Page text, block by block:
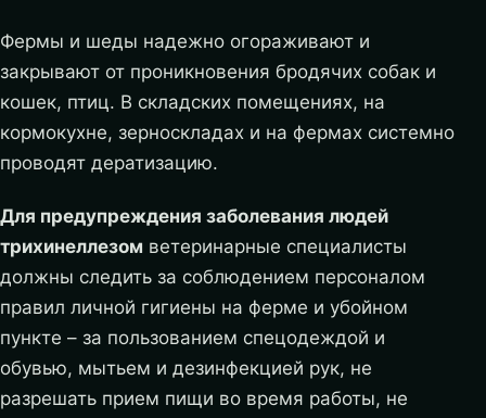
Фермы и шеды надежно огораживают и
закрывают от проникновения бродячих собак и
кошек, птиц. В складских помещениях, на
кормокухне, зерноскладах и на фермах системно
проводят дератизацию.
Для предупреждения заболевания людей
трихинеллезом ветеринарные специалисты
должны следить за соблюдением персоналом
правил личной гигиены на ферме и убойном
пункте – за пользованием спецодеждой и
обувью, мытьем и дезинфекцией рук, не
разрешать прием пищи во время работы, не